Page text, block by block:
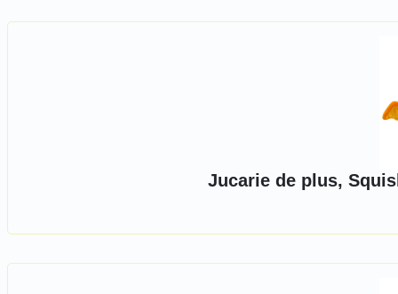
Jucarie de plus,